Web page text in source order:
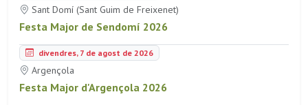
Sant Domí (Sant Guim de Freixenet)
Festa Major de Sendomí 2026
divendres, 7 de agost de 2026
Argençola
Festa Major d'Argençola 2026